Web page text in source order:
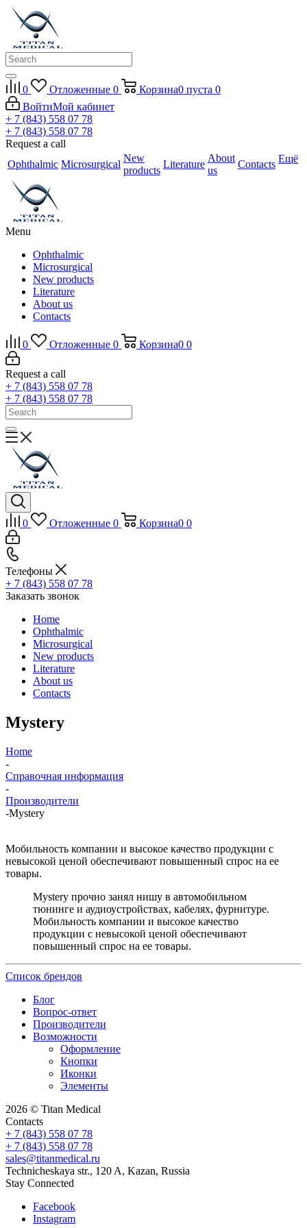
0 Отложенные 0 Корзина0 пуста 0
ВойтиМой кабинет
+ 7 (843) 558 07 78
+ 7 (843) 558 07 78
Request a call
Ophthalmic Microsurgical
New
products
Literature
About
us
Contacts Ещё
Menu
Ophthalmic
Microsurgical
New products
Literature
About us
Contacts
0 Отложенные 0 Корзина0 0
Request a call
+ 7 (843) 558 07 78
+ 7 (843) 558 07 78
0 Отложенные 0 Корзина0 0
Телефоны
+ 7 (843) 558 07 78
Заказать звонок
Home
Ophthalmic
Microsurgical
New products
Literature
About us
Contacts
Mystery
Home
-
Справочная информация
-
Производители
-Mystery
Мобильность компании и высокое качество продукции с
невысокой ценой обеспечивают повышенный спрос на ее
товары.
Mystery прочно занял нишу в автомобильном
тюнинге и аудиоустройствах, кабелях, фурнитуре.
Мобильность компании и высокое качество
продукции с невысокой ценой обеспечивают
повышенный спрос на ее товары.
Список брендов
Блог
Вопрос-ответ
Производители
Возможности
Оформление
Кнопки
Иконки
Элементы
2026 © Titan Medical
Contacts
+ 7 (843) 558 07 78
+ 7 (843) 558 07 78
sales@titanmedical.ru
Technicheskaya str., 120 A, Kazan, Russia
Stay Connected
Facebook
Instagram